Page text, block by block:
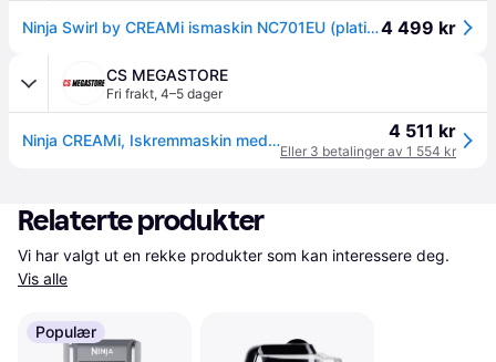
Ninja Swirl by CREAMi ismaskin NC701EU (platina sølv)4 499 kr
CS MEGASTORE
Fri frakt, 4–5 dager
Ninja CREAMi, Iskremmaskin med myk servering, 0,47 l, 1 boller, Grå, Sølv, 0,8 m, Plast 4 511 kr
Eller 3 betalinger av 1 554 kr
Relaterte produkter
Vis alle
Populær